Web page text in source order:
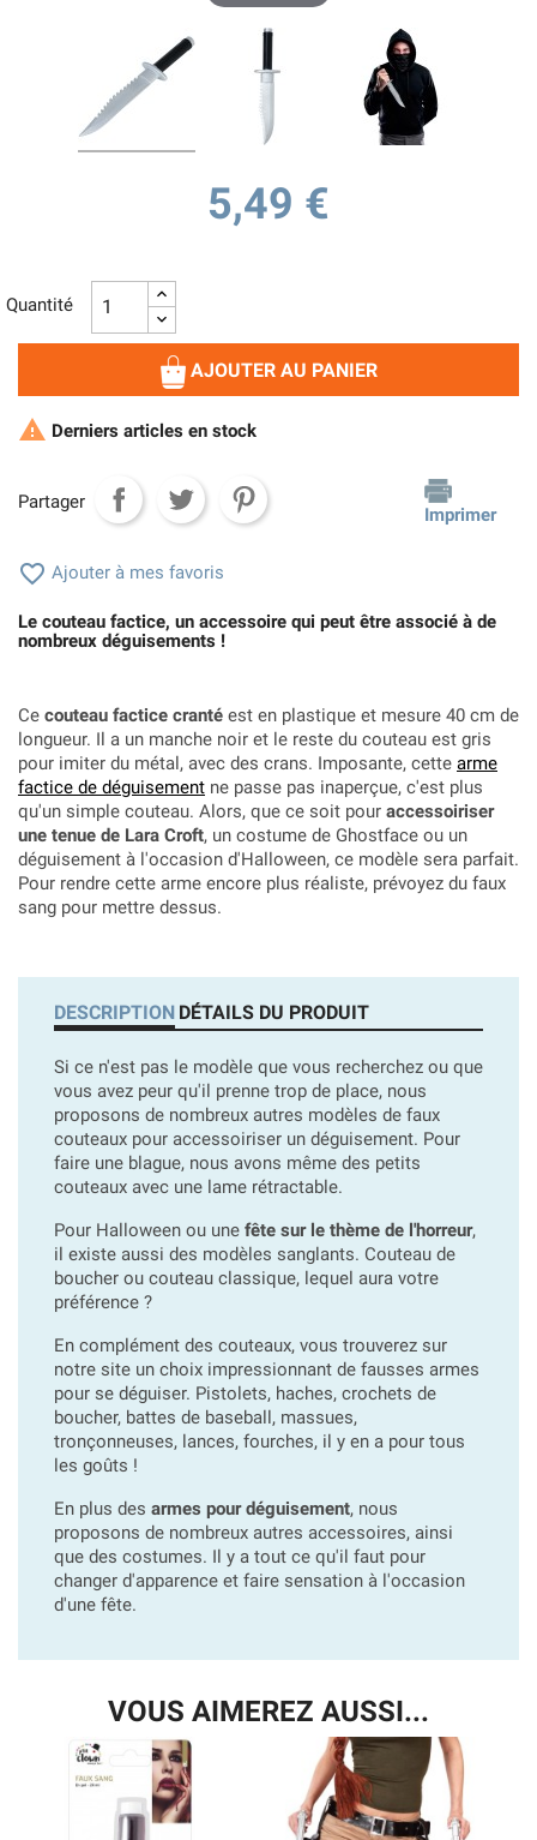
5,49 €
Quantité
AJOUTER AU PANIER
 Derniers articles en stock
Partager
Imprimer
 Ajouter à mes favoris
Le couteau factice, un accessoire qui peut être associé à de
nombreux déguisements !
Ce couteau factice cranté est en plastique et mesure 40 cm de
longueur. Il a un manche noir et le reste du couteau est gris
pour imiter du métal, avec des crans. Imposante, cette arme
factice de déguisement ne passe pas inaperçue, c'est plus
qu'un simple couteau. Alors, que ce soit pour accessoiriser
une tenue de Lara Croft, un costume de Ghostface ou un
déguisement à l'occasion d'Halloween, ce modèle sera parfait.
Pour rendre cette arme encore plus réaliste, prévoyez du faux
sang pour mettre dessus.
DESCRIPTION DÉTAILS DU PRODUIT
Si ce n'est pas le modèle que vous recherchez ou que
vous avez peur qu'il prenne trop de place, nous
proposons de nombreux autres modèles de faux
couteaux pour accessoiriser un déguisement. Pour
faire une blague, nous avons même des petits
couteaux avec une lame rétractable.
Pour Halloween ou une fête sur le thème de l'horreur,
il existe aussi des modèles sanglants. Couteau de
boucher ou couteau classique, lequel aura votre
préférence ?
En complément des couteaux, vous trouverez sur
notre site un choix impressionnant de fausses armes
pour se déguiser. Pistolets, haches, crochets de
boucher, battes de baseball, massues,
tronçonneuses, lances, fourches, il y en a pour tous
les goûts !
En plus des armes pour déguisement, nous
proposons de nombreux autres accessoires, ainsi
que des costumes. Il y a tout ce qu'il faut pour
changer d'apparence et faire sensation à l'occasion
d'une fête.
VOUS AIMEREZ AUSSI...